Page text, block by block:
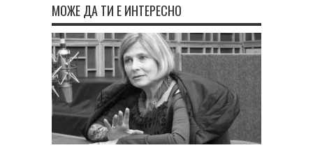
МОЖЕ ДА ТИ Е ИНТЕРЕСНО